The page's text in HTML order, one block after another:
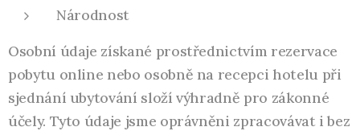
Národnost
Osobní údaje získané prostřednictvím rezervace
pobytu online nebo osobně na recepci hotelu při
sjednání ubytování složí výhradně pro zákonné
účely. Tyto údaje jsme oprávněni zpracovávat i bez